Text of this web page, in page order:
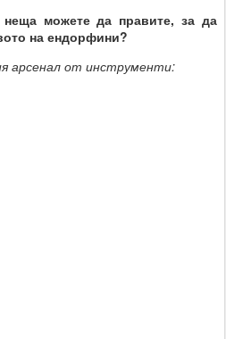
можете да правите, за да
на ендорфини?
арсенал от инструменти: